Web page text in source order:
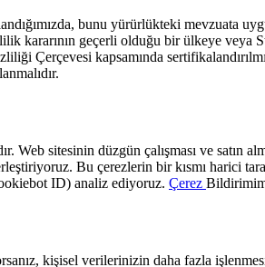
bunu yürürlükteki mevzuata
kararının geçerli olduğu bir ülkeye
Çerçevesi kapsamında
sitesinin düzgün çalışması ve satın
Bu çerezlerin bir kısmı harici
ID) analiz ediyoruz. Çerez
kişisel verilerinizin daha fazla